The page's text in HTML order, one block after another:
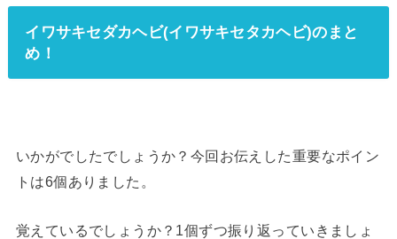
イワサキセダカヘビ(イワサキセタカヘビ)のまと
め！
いかがでしたでしょうか？今回お伝えした重要なポイン
トは6個ありました。
覚えているでしょうか？1個ずつ振り返っていきましょ